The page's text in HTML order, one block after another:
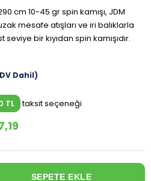
cm 10-45 gr spin kamışı, JDM
mesafe atışları ve iri balıklarla
bir kıyıdan spin kamışıdır.
Dahil)
TL taksit seçeneği